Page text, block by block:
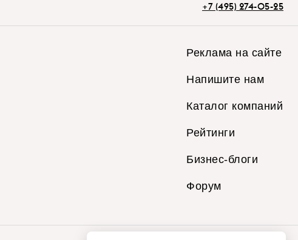
+7 (495) 274-05-25
Реклама на сайте
Напишите нам
Каталог компаний
Рейтинги
Бизнес-блоги
Форум